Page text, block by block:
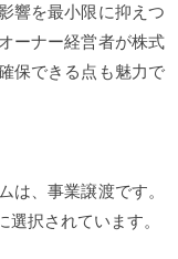
響を最小限に抑えつ
ーナー経営者が株式
保できる点も魅力で
は、事業譲渡です。
択されています。